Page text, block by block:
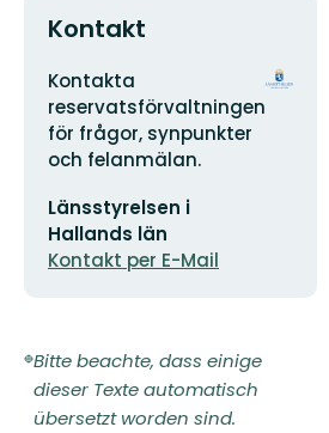
Kontakt
Adresse
Kontakta
reservatsförvaltningen
för frågor, synpunkter
och felanmälan.
Mail-
Adresse
Länsstyrelsen i
Hallands län
Kontakt per E-Mail
Logotyp
Bitte beachte, dass einige
dieser Texte automatisch
übersetzt worden sind.